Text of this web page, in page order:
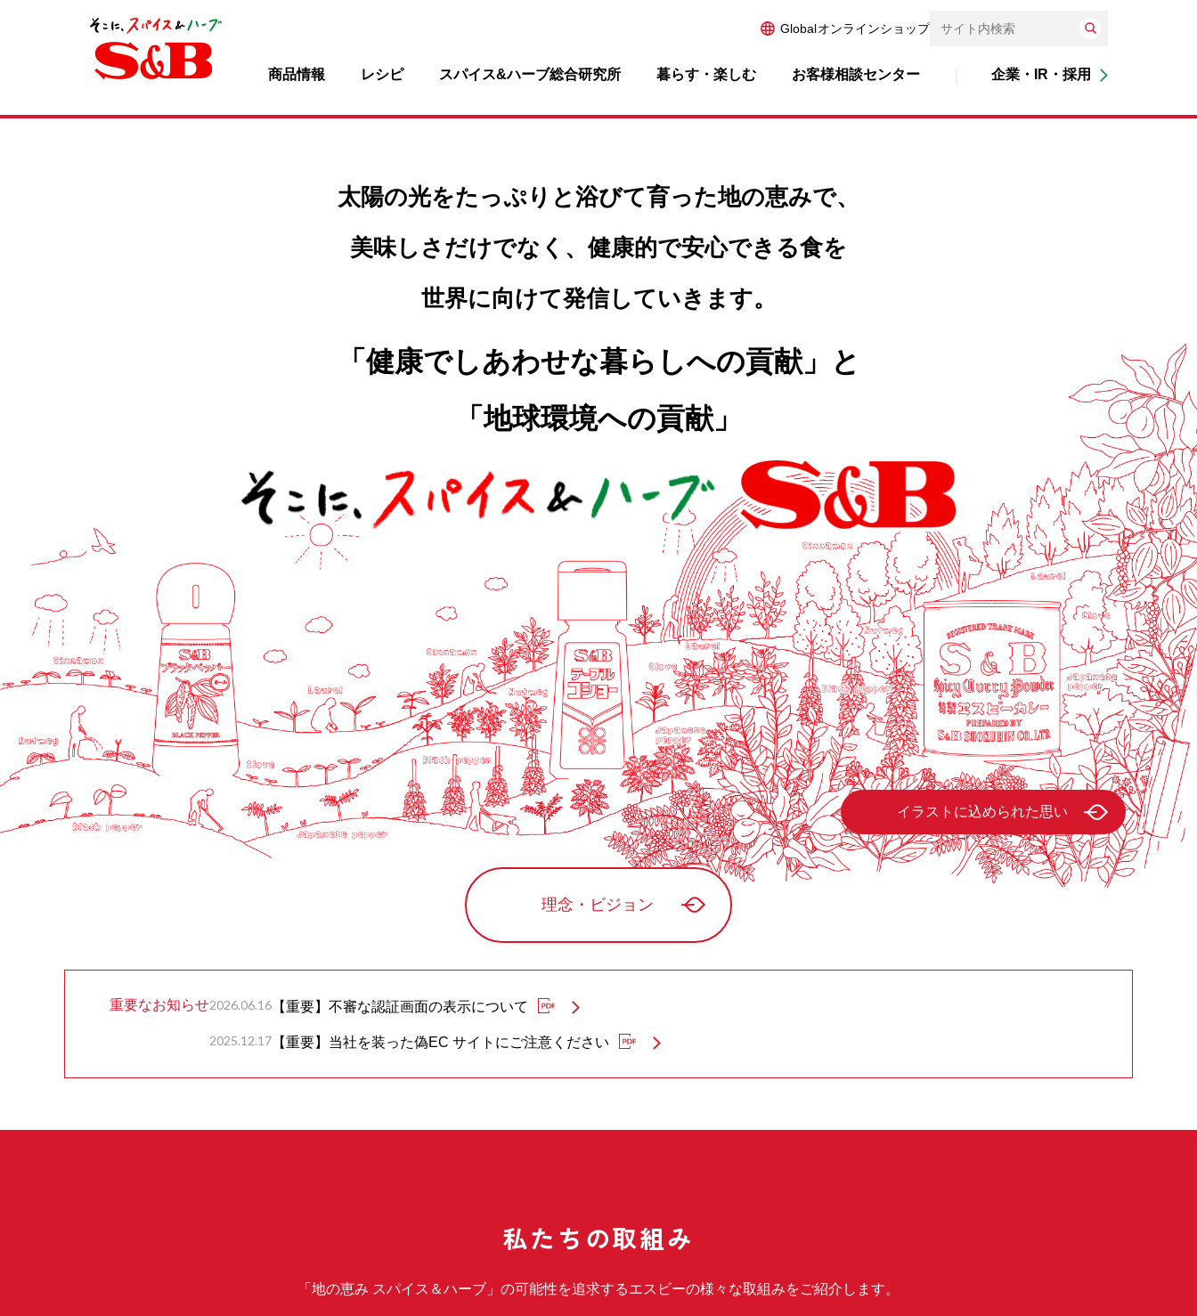
Globalオンラインショップ
商品情報 レシピ スパイス&ハーブ総合研究所 暮らす・楽しむ お客様相談センター 企業・IR・採用
太陽の光をたっぷりと浴びて育った地の恵みで、
美味しさだけでなく、健康的で安心できる食を
世界に向けて発信していきます。
「健康でしあわせな暮らしへの貢献」と
「地球環境への貢献」
イラストに込められた思い
理念・ビジョン
重要なお知らせ2026.06.16 【重要】不審な認証画面の表示について
2025.12.17 【重要】当社を装った偽EC サイトにご注意ください
私たちの取組み
「地の恵み スパイス＆ハーブ」の可能性を追求するエスビーの様々な取組みをご紹介します。